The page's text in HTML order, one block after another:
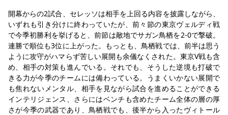
スタジアム
YANMAR HANASAKA STADIUM
DAZNで観戦
DAZNで観戦
アウェイツアー
アウェイツアー
セレッソアイデアちょうだいな 応援商店街
Lise（ライセンスビジネス）
サステナビリティ
サステナビリティポリシー SDGsのゴール インパクトレポート
活動レポート SPORT POSITIVE LEAGUES 取り組み実績
スポーツクラブ
スポーツクラブ
まいセレチケット
会員規定 婚姻届・出生届・命名書
ニュース
すべて チーム グッズ チケット イベント ファンクラブ
ホームタウン パートナー スポーツクラブ メディア 30周年
レディース
アカデミー
開幕からの2試合、セレッソは相手を上回る内容を披露しながら、
いずれも引き分けに終わっていたが、前々節の東京ヴェルディ戦
で今季初勝利を挙げると、前節は敵地でサガン鳥栖を2-0で撃破。
連勝で順位も3位に上がった。もっとも、鳥栖戦では、前半は思う
ように攻守がハマらず苦しい展開も余儀なくされた。東京V戦も含
め、相手の対策も進んでいる。それでも、そうした逆境も打破で
きる力が今季のチームには備わっている。うまくいかない展開で
も焦れないメンタル、相手を見ながら試合を進めることができる
インテリジェンス、さらにはベンチも含めたチーム全体の層の厚
さが今季の武器であり、鳥栖戦でも、後半から入ったヴィトール